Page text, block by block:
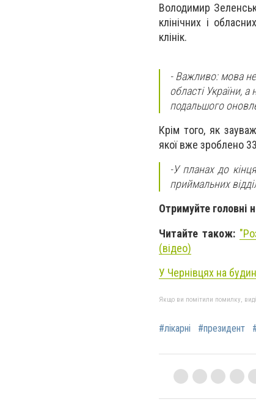
Володимир
клінічних і
клінік.
- Важливо: мова
області України,
подальшого
Крім того, як
якої вже зроблено
-У планах до
приймальних
Отримуйте головні
Читайте також:
(відео)
У Чернівцях на
Якщо ви помітили помилку,
#лікарні #президент